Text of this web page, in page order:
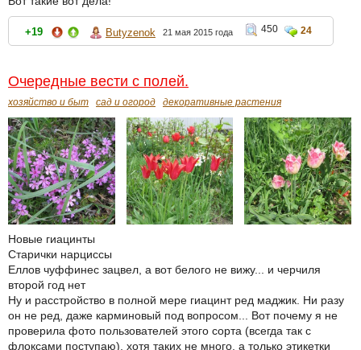
+19 Butyzenok 21 мая 2015 года 450 24
Очередные вести с полей.
хозяйство и быт сад и огород декоративные растения
Новые гиацинты
Старички нарциссы
Еллов чуффинес зацвел, а вот белого не вижу... и черчиля
второй год нет
Ну и расстройство в полной мере гиацинт ред маджик. Ни разу
он не ред, даже карминовый под вопросом... Вот почему я не
проверила фото пользователей этого сорта (всегда так с
флоксами поступаю), хотя таких не много, а только этикетки